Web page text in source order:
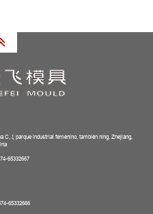
C, ξ parque industrial femenino, también ning, Zhejiang,
65332667
65332666